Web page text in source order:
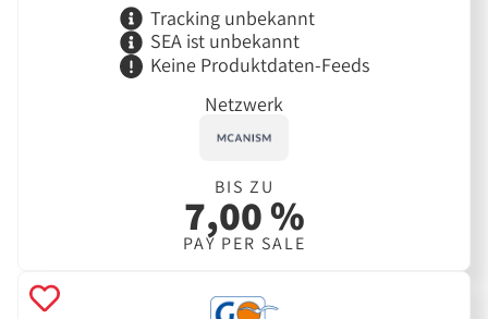
Tracking unbekannt
SEA ist unbekannt
Keine Produktdaten-Feeds
Netzwerk
BIS ZU
7,00 %
PAY PER SALE